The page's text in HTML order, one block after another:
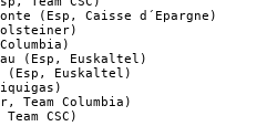
(Esp, Caisse d´Epargne)
Gerolsteiner)
Columbia)
(Esp, Euskaltel)
(Esp, Euskaltel)
Liquigas)
Team Columbia)
Team CSC)